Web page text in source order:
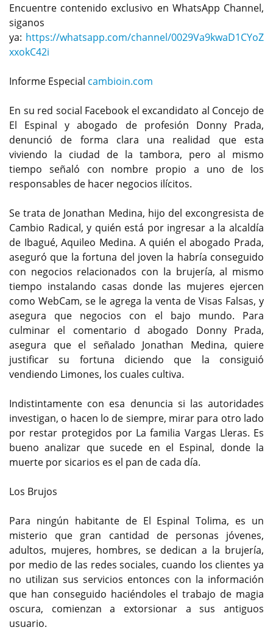
Encuentre contenido exclusivo en WhatsApp Channel,
siganos
ya: https://whatsapp.com/channel/0029Va9kwaD1CYoZ
xxokC42i
Informe Especial cambioin.com
En su red social Facebook el excandidato al Concejo de
El Espinal y abogado de profesión Donny Prada,
denunció de forma clara una realidad que esta
viviendo la ciudad de la tambora, pero al mismo
tiempo señaló con nombre propio a uno de los
responsables de hacer negocios ilícitos.
Se trata de Jonathan Medina, hijo del excongresista de
Cambio Radical, y quién está por ingresar a la alcaldía
de Ibagué, Aquileo Medina. A quién el abogado Prada,
aseguró que la fortuna del joven la habría conseguido
con negocios relacionados con la brujería, al mismo
tiempo instalando casas donde las mujeres ejercen
como WebCam, se le agrega la venta de Visas Falsas, y
asegura que negocios con el bajo mundo. Para
culminar el comentario d abogado Donny Prada,
asegura que el señalado Jonathan Medina, quiere
justificar su fortuna diciendo que la consiguió
vendiendo Limones, los cuales cultiva.
Indistintamente con esa denuncia si las autoridades
investigan, o hacen lo de siempre, mirar para otro lado
por restar protegidos por La familia Vargas Lleras. Es
bueno analizar que sucede en el Espinal, donde la
muerte por sicarios es el pan de cada día.
Los Brujos
Para ningún habitante de El Espinal Tolima, es un
misterio que gran cantidad de personas jóvenes,
adultos, mujeres, hombres, se dedican a la brujería,
por medio de las redes sociales, cuando los clientes ya
no utilizan sus servicios entonces con la información
que han conseguido haciéndoles el trabajo de magia
oscura, comienzan a extorsionar a sus antiguos
usuario.